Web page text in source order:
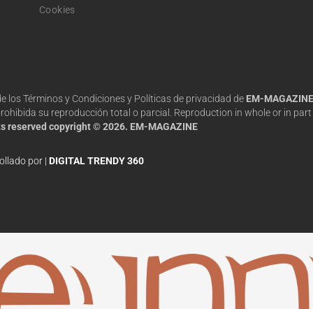
Cookies
los Términos y Condiciones y Políticas de privacidad de EM-MAGAZINE
su reproducción total o parcial. Reproduction in whole or in part
reserved copyright © 2026. EM-MAGAZINE
por | DIGITAL TRENDY 360